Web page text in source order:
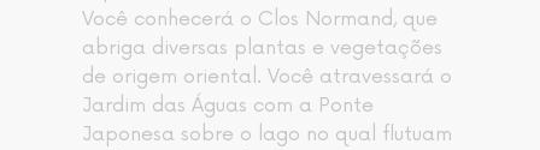
Você conhecerá o Clos Normand, que
abriga diversas plantas e vegetações
de origem oriental. Você atravessará o
Jardim das Águas com a Ponte
Japonesa sobre o lago no qual flutuam